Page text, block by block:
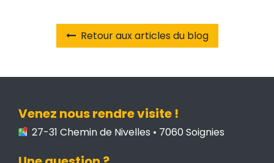
Retour aux articles du blog
Venez nous rendre visite !
27-31 Chemin de Nivelles • 7060 Soignies